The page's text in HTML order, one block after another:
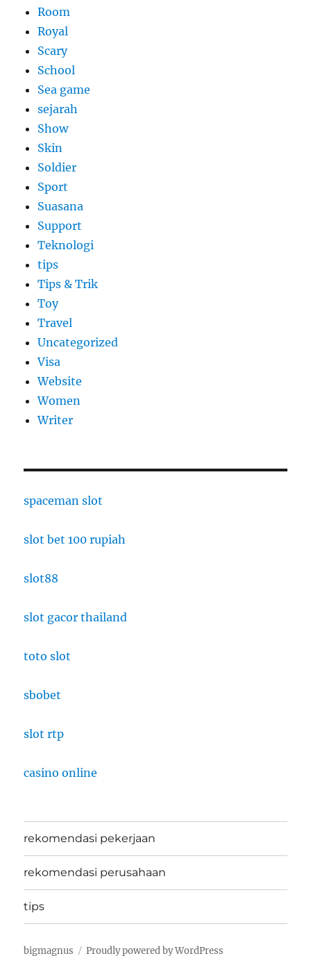
Room
Royal
Scary
School
Sea game
sejarah
Show
Skin
Soldier
Sport
Suasana
Support
Teknologi
tips
Tips & Trik
Toy
Travel
Uncategorized
Visa
Website
Women
Writer
spaceman slot
slot bet 100 rupiah
slot88
slot gacor thailand
toto slot
sbobet
slot rtp
casino online
rekomendasi pekerjaan
rekomendasi perusahaan
tips
bigmagnus Proudly powered by WordPress